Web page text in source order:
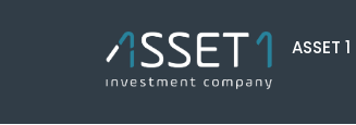
ASSET 1